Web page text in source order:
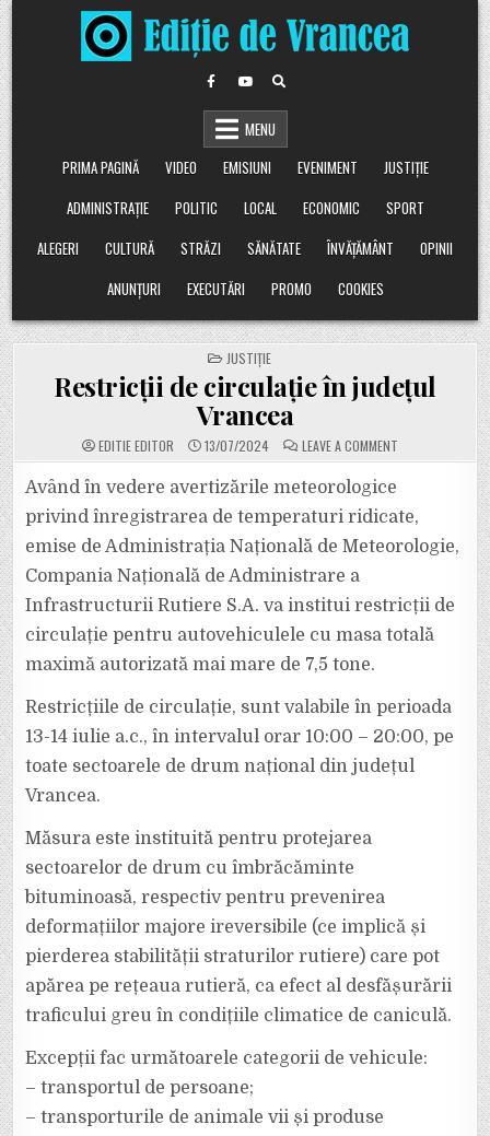
Skip
to
content
MENU
PRIMA PAGINĂ
VIDEO EMISIUNI EVENIMENT
JUSTIȚIE
ADMINISTRAȚIE
POLITIC LOCAL ECONOMIC
SPORT
ALEGERI
CULTURĂ STRĂZI SĂNĂTATE ÎNVĂȚĂMÂNT
OPINII
ANUNȚURI
EXECUTĂRI PROMO COOKIES
POSTED
IN
JUSTIȚIE
Restricții de circulație în județul
Vrancea
EDITIE EDITOR 13/07/2024 LEAVE A COMMENTON
RESTRICȚII
JUDEȚUL
VRANCEA
Având în vedere avertizările meteorologice
privind înregistrarea de temperaturi ridicate,
emise de Administrația Națională de Meteorologie,
Compania Națională de Administrare a
Infrastructurii Rutiere S.A. va institui restricții de
circulație pentru autovehiculele cu masa totală
maximă autorizată mai mare de 7,5 tone.
Restricțiile de circulație, sunt valabile în perioada
13-14 iulie a.c., în intervalul orar 10:00 – 20:00, pe
toate sectoarele de drum național din județul
Vrancea.
Măsura este instituită pentru protejarea
sectoarelor de drum cu îmbrăcăminte
bituminoasă, respectiv pentru prevenirea
deformațiilor majore ireversibile (ce implică și
pierderea stabilității straturilor rutiere) care pot
apărea pe rețeaua rutieră, ca efect al desfășurării
traficului greu în condițiile climatice de caniculă.
Excepții fac următoarele categorii de vehicule:
– transportul de persoane;
– ⁠transporturile de animale vii și produse